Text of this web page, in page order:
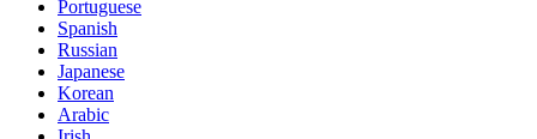
Portuguese
Spanish
Russian
Japanese
Korean
Arabic